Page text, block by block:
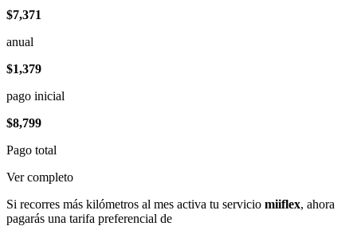
$7,371
anual
$1,379
pago inicial
$8,799
Pago total
Ver completo
Si recorres más kilómetros al mes activa tu servicio miiflex, ahora
pagarás una tarifa preferencial de